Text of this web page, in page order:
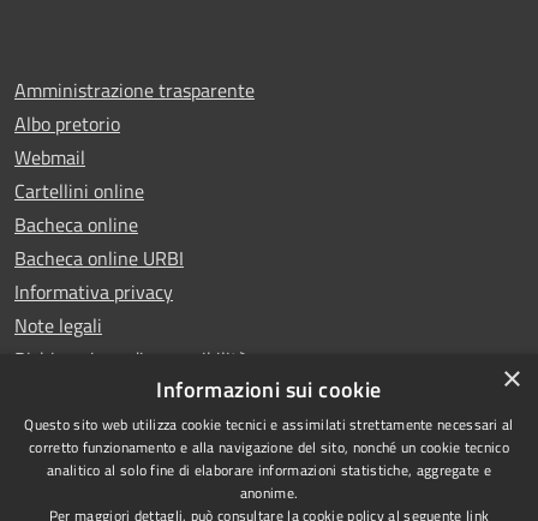
Amministrazione trasparente
Albo pretorio
Webmail
Cartellini online
Bacheca online
Bacheca online URBI
Informativa privacy
Note legali
Dichiarazione di accessibilità
RSS
Accessibilità
Copyright © 2025 Comune di
Ariano Irpino
×
Informazioni sui cookie
Questo sito web utilizza cookie tecnici e assimilati strettamente necessari al
corretto funzionamento e alla navigazione del sito, nonché un cookie tecnico
analitico al solo fine di elaborare informazioni statistiche, aggregate e
anonime.
Per maggiori dettagli, può consultare la cookie policy al seguente link